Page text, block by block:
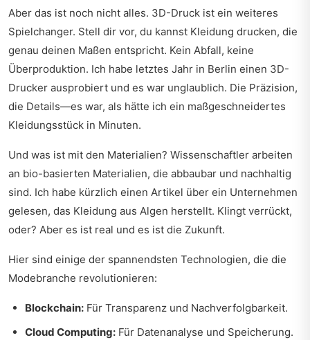
Aber das ist noch nicht alles. 3D-Druck ist ein weiteres
Spielchanger. Stell dir vor, du kannst Kleidung drucken, die
genau deinen Maßen entspricht. Kein Abfall, keine
Überproduktion. Ich habe letztes Jahr in Berlin einen 3D-
Drucker ausprobiert und es war unglaublich. Die Präzision,
die Details—es war, als hätte ich ein maßgeschneidertes
Kleidungsstück in Minuten.
Und was ist mit den Materialien? Wissenschaftler arbeiten
an bio-basierten Materialien, die abbaubar und nachhaltig
sind. Ich habe kürzlich einen Artikel über ein Unternehmen
gelesen, das Kleidung aus Algen herstellt. Klingt verrückt,
oder? Aber es ist real und es ist die Zukunft.
Hier sind einige der spannendsten Technologien, die die
Modebranche revolutionieren:
Blockchain: Für Transparenz und Nachverfolgbarkeit.
Cloud Computing: Für Datenanalyse und Speicherung.